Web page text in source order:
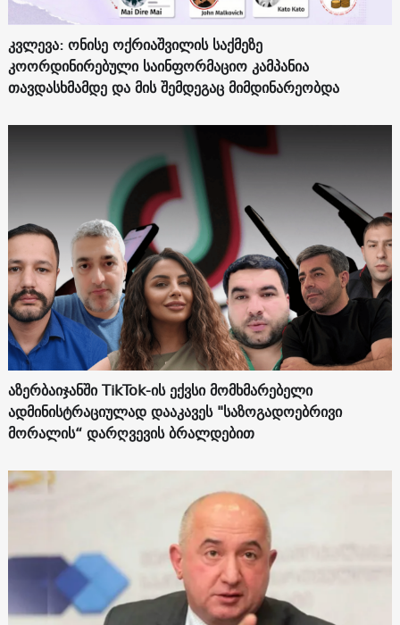
კვლევა: ონისე ოქრიაშვილის საქმეზე
კოორდინირებული საინფორმაციო კამპანია
თავდასხმამდე და მის შემდეგაც მიმდინარეობდა
აზერბაიჯანში TikTok-ის ექვსი მომხმარებელი
ადმინისტრაციულად დააკავეს "საზოგადოებრივი
მორალის“ დარღვევის ბრალდებით